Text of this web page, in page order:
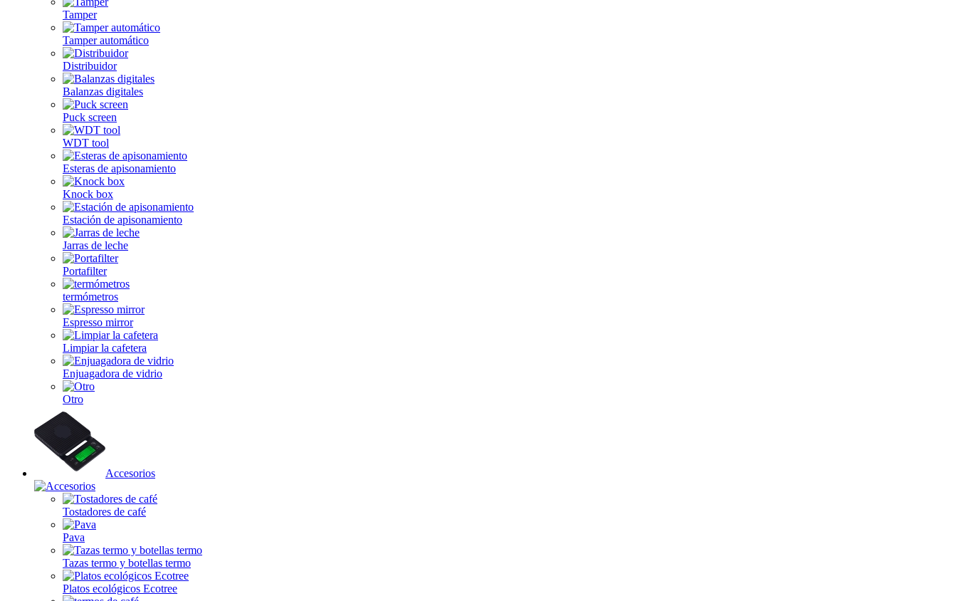
Tamper
Tamper automático
Distribuidor
Balanzas digitales
Puck screen
WDT tool
Esteras de apisonamiento
Knock box
Estación de apisonamiento
Jarras de leche
Portafilter
termómetros
Espresso mirror
Limpiar la cafetera
Enjuagadora de vidrio
Otro
Accesorios
Tostadores de café
Pava
Tazas termo y botellas termo
Platos ecológicos Ecotree